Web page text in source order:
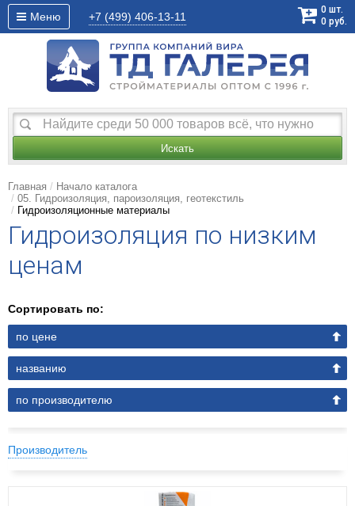
Меню +7 (499) 406-13-11
0 шт.
0 руб.
Искать
Главная
Начало каталога
05. Гидроизоляция, пароизоляция, геотекстиль
Гидроизоляционные материалы
Гидроизоляция по низким
ценам
Сортировать по:
по цене
названию
по производителю
Производитель